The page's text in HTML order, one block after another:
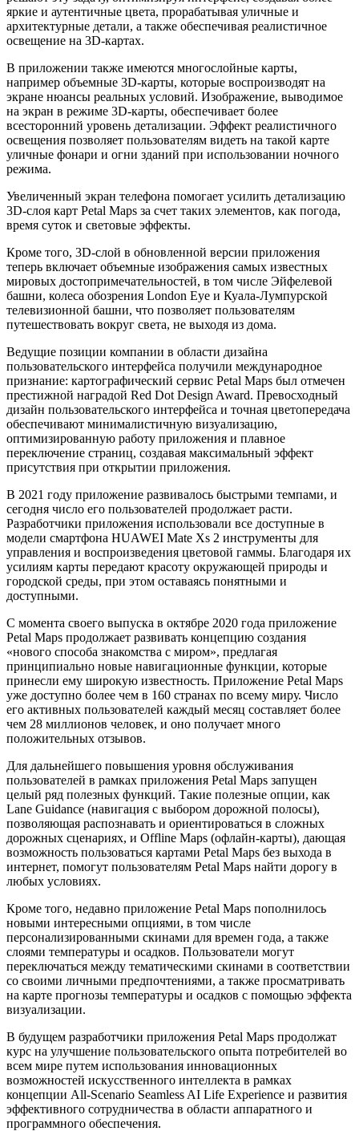
яркие и аутентичные цвета, прорабатывая уличные и
архитектурные детали, а также обеспечивая реалистичное
освещение на 3D-картах.
В приложении также имеются многослойные карты,
например объемные 3D-карты, которые воспроизводят на
экране нюансы реальных условий. Изображение, выводимое
на экран в режиме 3D-карты, обеспечивает более
всесторонний уровень детализации. Эффект реалистичного
освещения позволяет пользователям видеть на такой карте
уличные фонари и огни зданий при использовании ночного
режима.
Увеличенный экран телефона помогает усилить детализацию
3D-слоя карт Petal Maps за счет таких элементов, как погода,
время суток и световые эффекты.
Кроме того, 3D-слой в обновленной версии приложения
теперь включает объемные изображения самых известных
мировых достопримечательностей, в том числе Эйфелевой
башни, колеса обозрения London Eye и Куала-Лумпурской
телевизионной башни, что позволяет пользователям
путешествовать вокруг света, не выходя из дома.
Ведущие позиции компании в области дизайна
пользовательского интерфейса получили международное
признание: картографический сервис Petal Maps был отмечен
престижной наградой Red Dot Design Award. Превосходный
дизайн пользовательского интерфейса и точная цветопередача
обеспечивают минималистичную визуализацию,
оптимизированную работу приложения и плавное
переключение страниц, создавая максимальный эффект
присутствия при открытии приложения.
В 2021 году приложение развивалось быстрыми темпами, и
сегодня число его пользователей продолжает расти.
Разработчики приложения использовали все доступные в
модели смартфона HUAWEI Mate Xs 2 инструменты для
управления и воспроизведения цветовой гаммы. Благодаря их
усилиям карты передают красоту окружающей природы и
городской среды, при этом оставаясь понятными и
доступными.
С момента своего выпуска в октябре 2020 года приложение
Petal Maps продолжает развивать концепцию создания
«нового способа знакомства с миром», предлагая
принципиально новые навигационные функции, которые
принесли ему широкую известность. Приложение Petal Maps
уже доступно более чем в 160 странах по всему миру. Число
его активных пользователей каждый месяц составляет более
чем 28 миллионов человек, и оно получает много
положительных отзывов.
Для дальнейшего повышения уровня обслуживания
пользователей в рамках приложения Petal Maps запущен
целый ряд полезных функций. Такие полезные опции, как
Lane Guidance (навигация с выбором дорожной полосы),
позволяющая распознавать и ориентироваться в сложных
дорожных сценариях, и Offline Maps (офлайн-карты), дающая
возможность пользоваться картами Petal Maps без выхода в
интернет, помогут пользователям Petal Maps найти дорогу в
любых условиях.
Кроме того, недавно приложение Petal Maps пополнилось
новыми интересными опциями, в том числе
персонализированными скинами для времен года, а также
слоями температуры и осадков. Пользователи могут
переключаться между тематическими скинами в соответствии
со своими личными предпочтениями, а также просматривать
на карте прогнозы температуры и осадков с помощью эффекта
визуализации.
В будущем разработчики приложения Petal Maps продолжат
курс на улучшение пользовательского опыта потребителей во
всем мире путем использования инновационных
возможностей искусственного интеллекта в рамках
концепции All-Scenario Seamless AI Life Experience и развития
эффективного сотрудничества в области аппаратного и
программного обеспечения.